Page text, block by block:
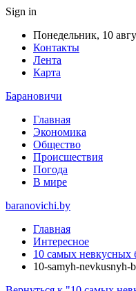
Sign in
Понедельник, 10
Контакты
Лента
Карта
Барановичи
Главная
Экономика
Общество
Происшествия
Погода
В мире
baranovichi.by
Главная
Интересное
10 самых
10-samyh-nevkusnyh-